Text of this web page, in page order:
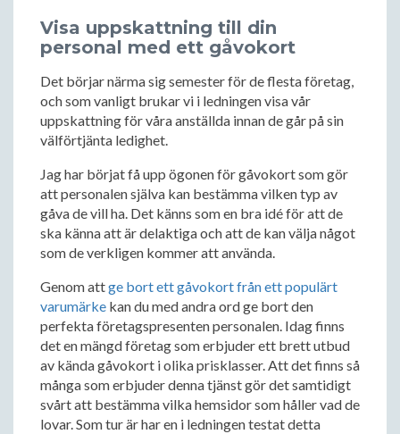
Visa uppskattning till din
personal med ett gåvokort
Det börjar närma sig semester för de flesta företag,
och som vanligt brukar vi i ledningen visa vår
uppskattning för våra anställda innan de går på sin
välförtjänta ledighet.
Jag har börjat få upp ögonen för gåvokort som gör
att personalen själva kan bestämma vilken typ av
gåva de vill ha. Det känns som en bra idé för att de
ska känna att är delaktiga och att de kan välja något
som de verkligen kommer att använda.
Genom attge bort ett gåvokort från ett populärt
varumärke kan du med andra ord ge bort den
perfekta företagspresenten personalen. Idag finns
det en mängd företag som erbjuder ett brett utbud
av kända gåvokort i olika prisklasser. Att det finns så
många som erbjuder denna tjänst gör det samtidigt
svårt att bestämma vilka hemsidor som håller vad de
lovar. Som tur är har en i ledningen testat detta